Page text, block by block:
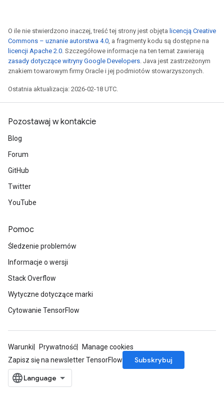
O ile nie stwierdzono inaczej, treść tej strony jest objęta licencją Creative
Commons – uznanie autorstwa 4.0, a fragmenty kodu są dostępne na
licencji Apache 2.0. Szczegółowe informacje na ten temat zawierają
zasady dotyczące witryny Google Developers. Java jest zastrzeżonym
znakiem towarowym firmy Oracle i jej podmiotów stowarzyszonych.
Ostatnia aktualizacja: 2026-02-18 UTC.
Pozostawaj w kontakcie
Blog
Forum
GitHub
Twitter
YouTube
Pomoc
Śledzenie problemów
Informacje o wersji
Stack Overflow
Wytyczne dotyczące marki
Cytowanie TensorFlow
Warunki Prywatność
Manage cookies
Zapisz się na newsletter TensorFlow
Subskrybuj